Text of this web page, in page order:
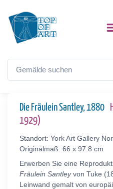
Die Fräulein Santley, 1880
1929)
Standort: York Art Gallery
Originalmaß: 66 x 97.8 cm
Erwerben Sie eine
Fräulein Santleyvon Tuke
Leinwand gemalt von